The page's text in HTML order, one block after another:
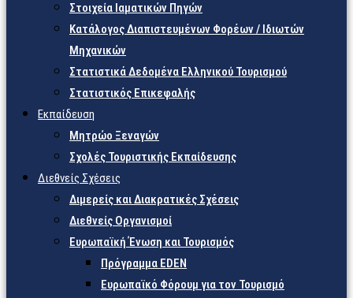
Στοιχεία Ιαματικών Πηγών
Κατάλογος Διαπιστευμένων Φορέων / Ιδιωτών
Μηχανικών
Στατιστικά Δεδομένα Ελληνικού Τουρισμού
Στατιστικός Επικεφαλής
Εκπαίδευση
Μητρώο Ξεναγών
Σχολές Τουριστικής Εκπαίδευσης
Διεθνείς Σχέσεις
Διμερείς και Διακρατικές Σχέσεις
Διεθνείς Οργανισμοί
Ευρωπαϊκή Ένωση και Τουρισμός
Πρόγραμμα EDEN
Ευρωπαϊκό Φόρουμ για τον Τουρισμό